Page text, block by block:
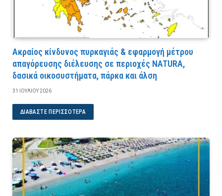
Ακραίος κίνδυνος πυρκαγιάς & εφαρμογή μέτρου
απαγόρευσης διέλευσης σε περιοχές NATURA,
δασικά οικοσυστήματα, πάρκα και άλση
31 ΙΟΥΛΊΟΥ 2026
ΔΙΑΒΆΣΤΕ ΠΕΡΙΣΣΌΤΕΡΑ